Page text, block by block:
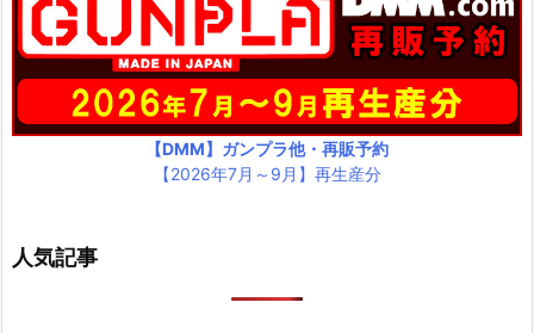
【DMM】ガンプラ他・再販予約
【2026年7月～9月】再生産分
人気記事